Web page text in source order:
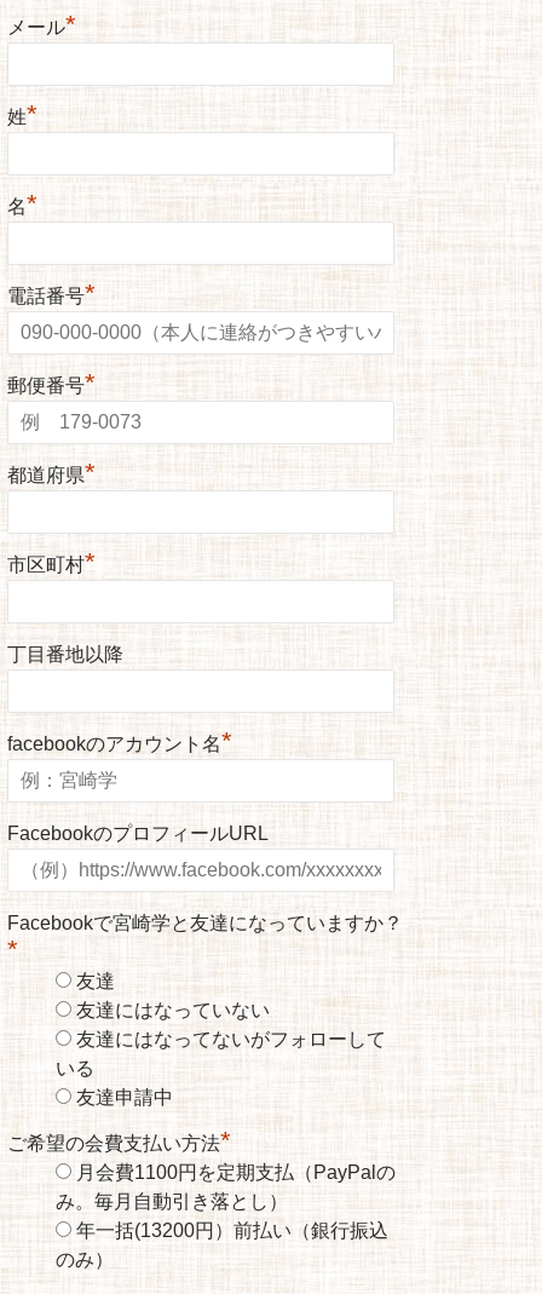
メール*
姓*
名*
電話番号*
郵便番号*
都道府県*
市区町村*
丁目番地以降
facebookのアカウント名*
FacebookのプロフィールURL
Facebookで宮崎学と友達になっていますか？
*
友達
友達にはなっていない
友達にはなってないがフォローして
いる
友達申請中
ご希望の会費支払い方法*
月会費1100円を定期支払（PayPalの
み。毎月自動引き落とし）
年一括(13200円）前払い（銀行振込
のみ）